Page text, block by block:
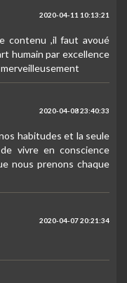
2020-04-11 10:13:21
contenu ,il faut avoué
humain par excellence
2020-04-08 23:40:33
habitudes et la seule
vivre en conscience
nous prenons chaque
2020-04-07 20:21:34